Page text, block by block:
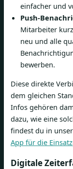
einfacher und
Push-
Mitarbeiter
neu und alle
bewerben.
Diese direkte
dem gleichen
Infos gehören
dazu, wie eine
findest du in
App für die
Digitale